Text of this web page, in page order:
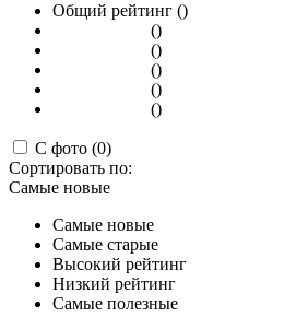
Общий рейтинг ()
()
()
()
()
()
С фото (0)
Сортировать по:
Самые новые
Самые новые
Самые старые
Высокий рейтинг
Низкий рейтинг
Самые полезные